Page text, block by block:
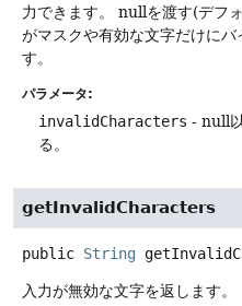
力できます。
nullを渡す(デフ
がマスクや有効な文字だけに
す。
パラメータ:
invalidCharacters - null
る。
getInvalidCharacters
public String
入力が無効な文字を返します。